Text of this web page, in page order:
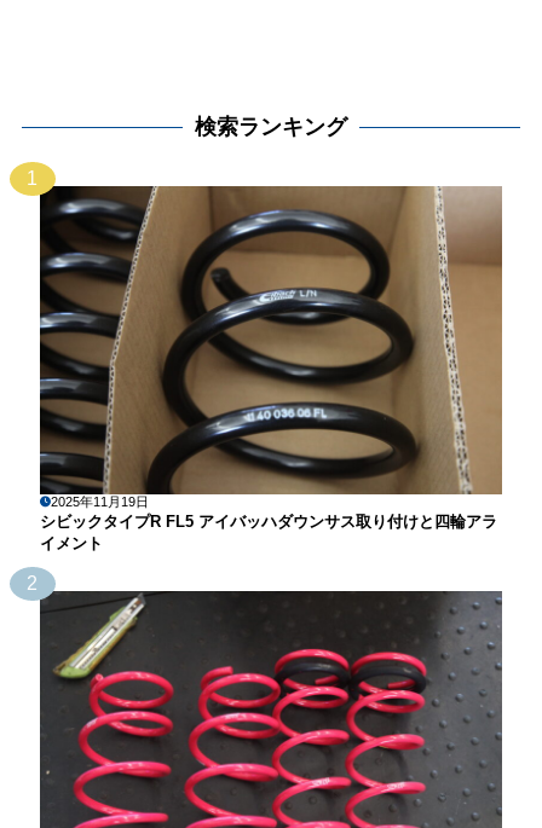
検索ランキング
1
2025年11月19日
シビックタイプR FL5 アイバッハダウンサス取り付けと四輪アラ
イメント
2